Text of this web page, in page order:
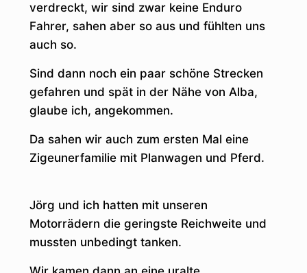
verdreckt, wir sind zwar keine Enduro
Fahrer, sahen aber so aus und fühlten uns
auch so.
Sind dann noch ein paar schöne Strecken
gefahren und spät in der Nähe von Alba,
glaube ich, angekommen.
Da sahen wir auch zum ersten Mal eine
Zigeunerfamilie mit Planwagen und Pferd.
Jörg und ich hatten mit unseren
Motorrädern die geringste Reichweite und
mussten unbedingt tanken.